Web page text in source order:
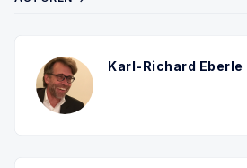
Karl-Richard Eberle